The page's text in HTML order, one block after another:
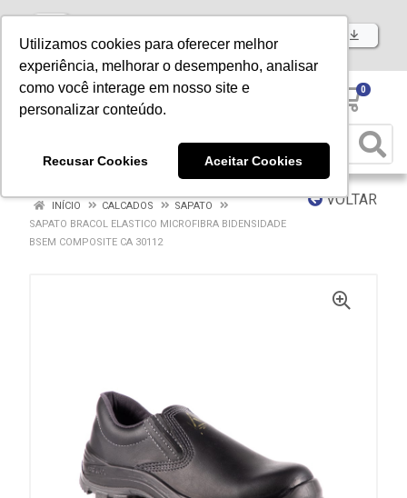
Utilizamos cookies para oferecer melhor
experiência, melhorar o desempenho, analisar
como você interage em nosso site e
personalizar conteúdo.
Recusar Cookies Aceitar Cookies
Baixe já nosso APP
0
VOLTAR
INÍCIO CALCADOS
SAPATO
SAPATO BRACOL ELASTICO MICROFIBRA BIDENSIDADE
BSEM COMPOSITE CA 30112